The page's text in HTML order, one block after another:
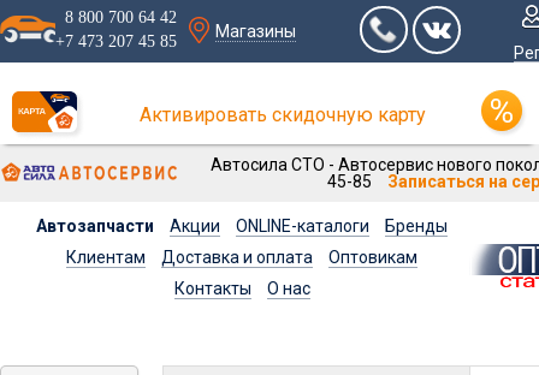
8 800 700 64 42
+7 473 207 45 85
Магазины
Активировать скидочную карту
Автосила СТО - Автосервис нового
45-85
Записаться на
Автозапчасти Акции ONLINE-каталоги
Бренды
Клиентам
Доставка и оплата
Оптовикам
Контакты
О нас